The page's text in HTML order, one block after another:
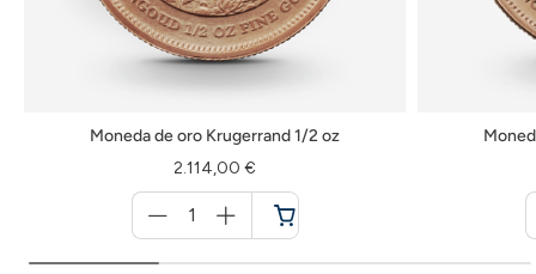
Moneda de oro Krugerrand 1/2 oz
2.114,00 €
für
Cesta
de